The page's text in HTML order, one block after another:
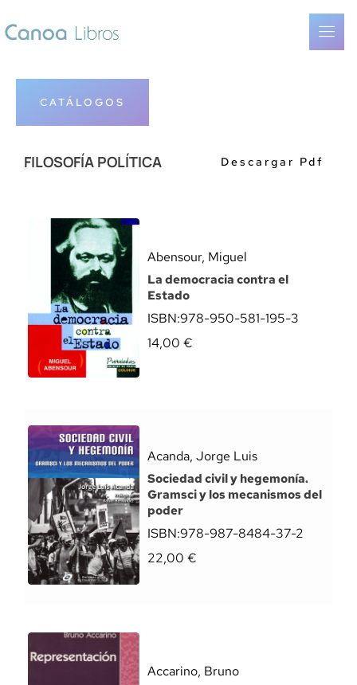
CATÁLOGOS
FILOSOFÍA POLÍTICA Descargar Pdf
Abensour, Miguel
La democracia contra el
Estado
ISBN:978-950-581-195-3
14,00 €
Acanda, Jorge Luis
Sociedad civil y hegemonía.
Gramsci y los mecanismos del
poder
ISBN:978-987-8484-37-2
22,00 €
Accarino, Bruno